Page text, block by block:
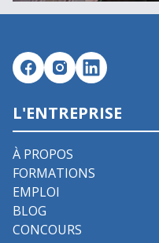
L'ENTREPRISE
À PROPOS
FORMATIONS
EMPLOI
BLOG
CONCOURS